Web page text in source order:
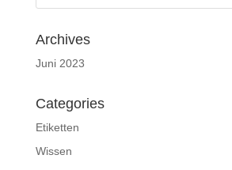
Archives
Juni 2023
Categories
Etiketten
Wissen